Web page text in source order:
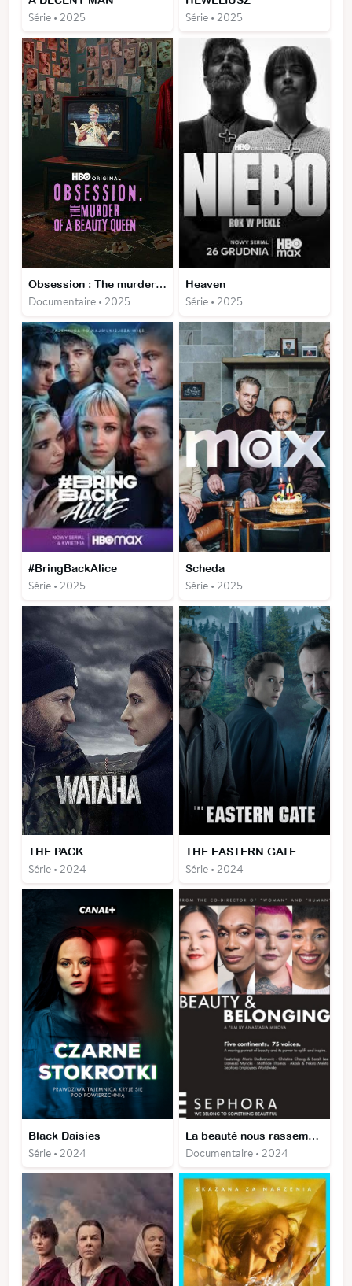
Série • 2025 Série • 2025
Obsession : The murder of a beauty queen
Documentaire • 2025
Heaven
Série • 2025
#BringBackAlice
Série • 2025
Scheda
Série • 2025
THE PACK
Série • 2024
THE EASTERN GATE
Série • 2024
Black Daisies
Série • 2024
La beauté nous rassemble
Documentaire • 2024